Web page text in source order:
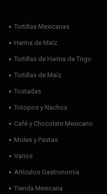
Tortillas Mexicanas
Harina de Maíz
Tortillas de Harina de Trigo
Tortillas de Maíz
Tostadas
Totopos y Nachos
Café y Chocolate Mexicano
Moles y Pastas
Varios
Artículos Gastronomía
Tienda Mexicana